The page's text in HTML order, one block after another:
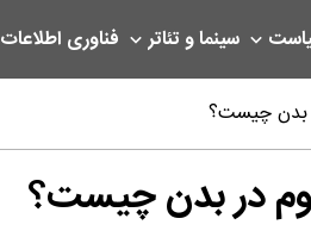
سینما و تئاتر فناوری اطلاعات
بدن چیست؟
در بدن چیست؟